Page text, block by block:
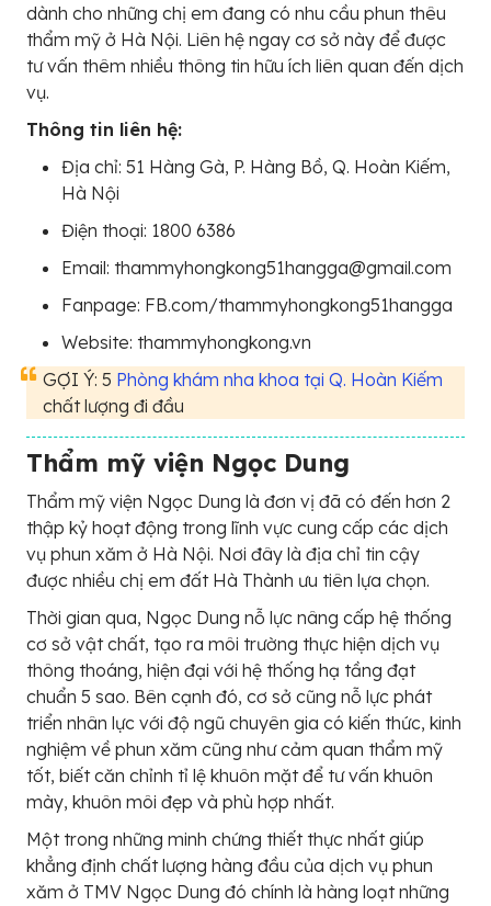
dành cho những chị em đang có nhu cầu phun thêu
thẩm mỹ ở Hà Nội. Liên hệ ngay cơ sở này để được
tư vấn thêm nhiều thông tin hữu ích liên quan đến dịch
vụ.
Thông tin liên hệ:
Địa chỉ: 51 Hàng Gà, P. Hàng Bồ, Q. Hoàn Kiếm,
Hà Nội
Điện thoại: 1800 6386
Email: thammyhongkong51hangga@gmail.com
Fanpage: FB.com/thammyhongkong51hangga
Website: thammyhongkong.vn
GỢI Ý: 5 Phòng khám nha khoa tại Q. Hoàn Kiếm
chất lượng đi đầu
Thẩm mỹ viện Ngọc Dung
Thẩm mỹ viện Ngọc Dung là đơn vị đã có đến hơn 2
thập kỷ hoạt động trong lĩnh vực cung cấp các dịch
vụ phun xăm ở Hà Nội. Nơi đây là địa chỉ tin cậy
được nhiều chị em đất Hà Thành ưu tiên lựa chọn.
Thời gian qua, Ngọc Dung nỗ lực nâng cấp hệ thống
cơ sở vật chất, tạo ra môi trường thực hiện dịch vụ
thông thoáng, hiện đại với hệ thống hạ tầng đạt
chuẩn 5 sao. Bên cạnh đó, cơ sở cũng nỗ lực phát
triển nhân lực với độ ngũ chuyên gia có kiến thức, kinh
nghiệm về phun xăm cũng như cảm quan thẩm mỹ
tốt, biết căn chỉnh tỉ lệ khuôn mặt để tư vấn khuôn
mày, khuôn môi đẹp và phù hợp nhất.
Một trong những minh chứng thiết thực nhất giúp
khẳng định chất lượng hàng đầu của dịch vụ phun
xăm ở TMV Ngọc Dung đó chính là hàng loạt những